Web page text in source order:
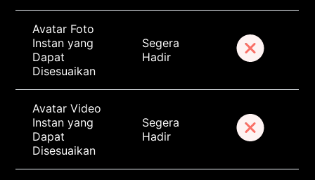
Avatar Foto
Instan yang
Dapat
Disesuaikan
Segera
Hadir
Avatar Video
Instan yang
Dapat
Disesuaikan
Segera
Hadir